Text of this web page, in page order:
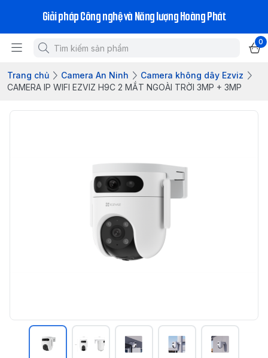
Giải pháp Công nghệ và Năng lượng Hoàng Phát
0
Trang chủ Camera An Ninh
Camera không dây Ezviz
CAMERA IP WIFI EZVIZ H9C 2 MẮT NGOÀI TRỜI 3MP + 3MP